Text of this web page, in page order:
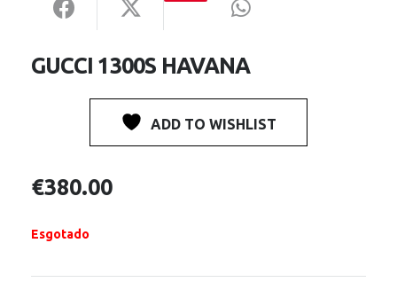
GUCCI 1300S HAVANA
ADD TO WISHLIST
€380.00
Esgotado